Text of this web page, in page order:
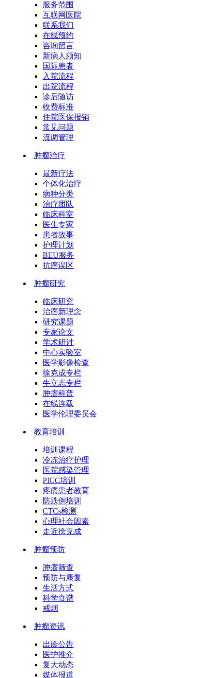
服务范围
互联网医院
联系我们
在线预约
咨询留言
新病人须知
国际患者
入院流程
出院流程
诊后随访
收费标准
住院医保报销
常见问题
流调管理
肿瘤治疗
最新疗法
个体化治疗
病种分类
治疗团队
临床科室
医生专家
患者故事
护理计划
BEU服务
抗癌误区
肿瘤研究
临床研究
治癌新理念
研究课题
专家论文
学术研讨
中心实验室
医学影像检查
徐克成专栏
牛立志专栏
肿瘤科普
在线连载
医学伦理委员会
教育培训
培训课程
冷冻治疗护理
医院感染管理
PICC培训
疼痛患者教育
防跌倒培训
CTCs检测
心理社会因素
走近徐克成
肿瘤预防
肿瘤筛查
预防与康复
生活方式
科学食谱
戒烟
肿瘤资讯
出诊公告
医护推介
复大动态
媒体报道